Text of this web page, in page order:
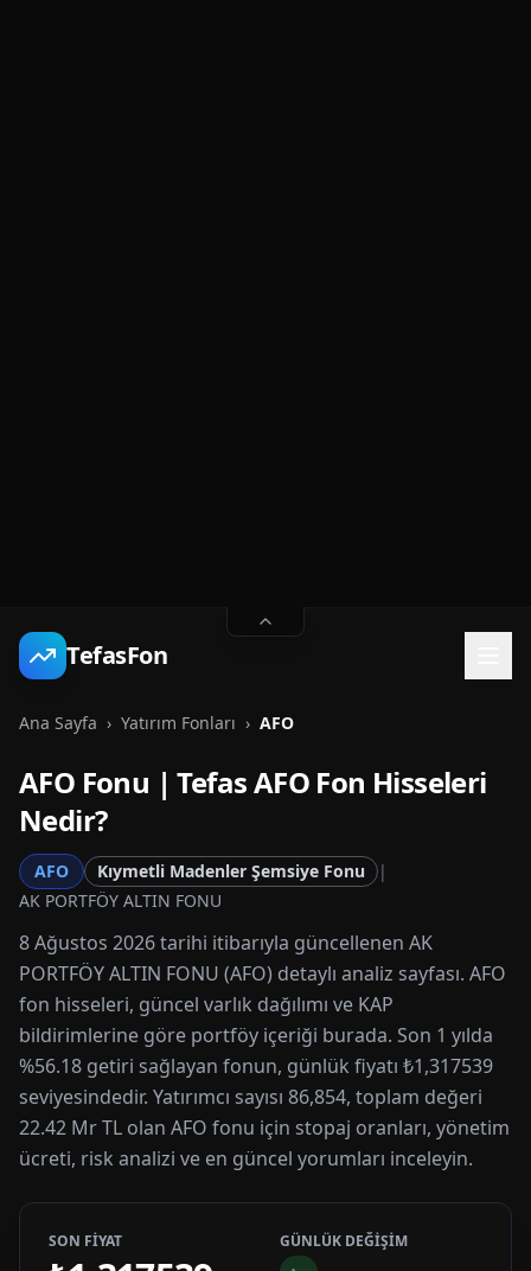
TefasFon
Ana Sayfa › Yatırım Fonları › AFO
AFO Fonu | TefasAFO Fon Hisseleri
Nedir?
AFO Kıymetli Madenler Şemsiye Fonu
|
AK PORTFÖY ALTIN FONU
8 Ağustos 2026 tarihi itibarıyla güncellenen AK
PORTFÖY ALTIN FONU (AFO) detaylı analiz sayfası. AFO
fon hisseleri, güncel varlık dağılımı ve KAP
bildirimlerine göre portföy içeriği burada. Son 1 yılda
%56.18 getiri sağlayan fonun, günlük fiyatı ₺1,317539
seviyesindedir. Yatırımcı sayısı 86,854, toplam değeri
22.42 Mr TL olan AFO fonu için stopaj oranları, yönetim
ücreti, risk analizi ve en güncel yorumları inceleyin.
SON FİYAT GÜNLÜK DEĞİŞİM